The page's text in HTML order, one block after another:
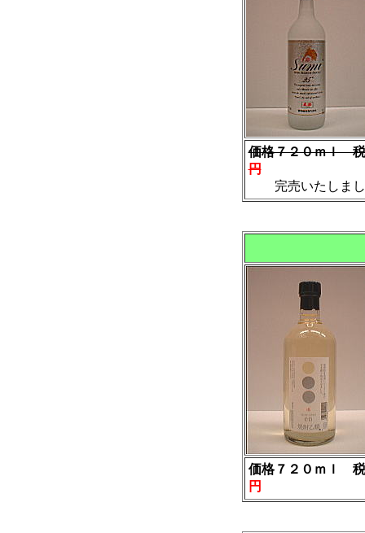
価格７２０ｍｌ
円
完売いたしまし
価格７２０ｍｌ
円